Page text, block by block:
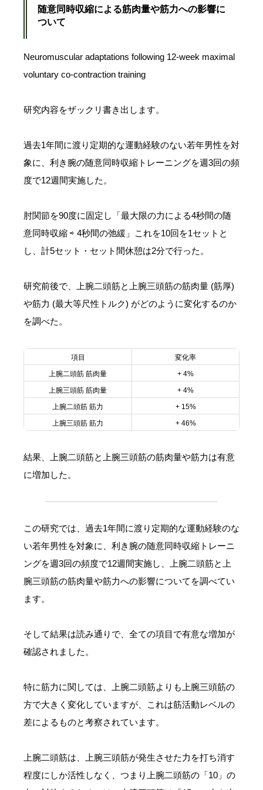
随意同時収縮による筋肉量や筋力への影響に
ついて
Neuromuscular adaptations following 12-week maximal
voluntary co-contraction training
研究内容をザックリ書き出します。
過去1年間に渡り定期的な運動経験のない若年男性を対
象に、利き腕の随意同時収縮トレーニングを週3回の頻
度で12週間実施した。
肘関節を90度に固定し「最大限の力による4秒間の随
意同時収縮 ⇨ 4秒間の弛緩」これを10回を1セットと
し、計5セット・セット間休憩は2分で行った。
研究前後で、上腕二頭筋と上腕三頭筋の筋肉量 (筋厚)
や筋力 (最大等尺性トルク) がどのように変化するのか
を調べた。
項目
変化率
上腕二頭筋 筋肉量
+ 4%
上腕三頭筋 筋肉量
+ 4%
上腕二頭筋 筋力
+ 15%
上腕三頭筋 筋力
+ 46%
結果、上腕二頭筋と上腕三頭筋の筋肉量や筋力は有意
に増加した。
この研究では、過去1年間に渡り定期的な運動経験のな
い若年男性を対象に、利き腕の随意同時収縮トレーニ
ングを週3回の頻度で12週間実施し、上腕二頭筋と上
腕三頭筋の筋肉量や筋力への影響についてを調べてい
ます。
そして結果は読み通りで、全ての項目で有意な増加が
確認されました。
特に筋力に関しては、上腕二頭筋よりも上腕三頭筋の
方で大きく変化していますが、これは筋活動レベルの
差によるものと考察されています。
上腕二頭筋は、上腕三頭筋が発生させた力を打ち消す
程度にしか活性しなく、つまり上腕二頭筋の「10」の